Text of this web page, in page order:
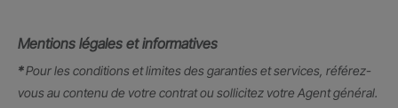
Mentions légales et informatives
*Pour les conditions et limites des garanties et services, référez-
vous au contenu de votre contrat ou sollicitez votre Agent général.